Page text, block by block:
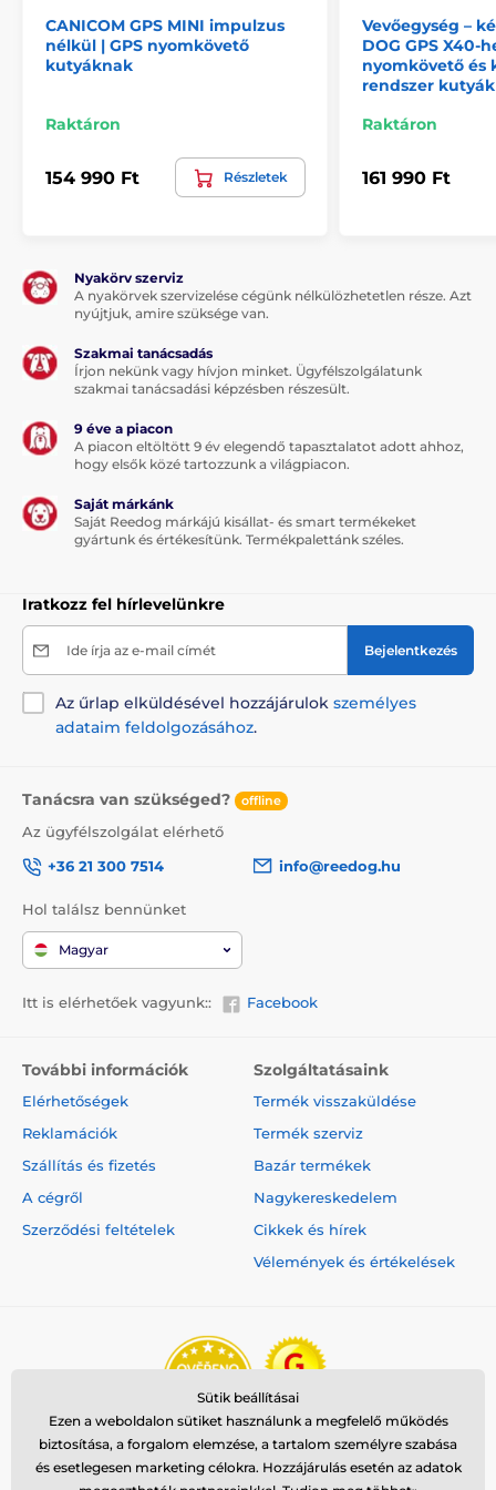
Elektródák 10 mm, 17 mm
Kettős hálózati adapter
Tesztdióda
Nyakba akasztható zsinór
Megjegyzés: A kép csak illusztráció.
A műszaki specifikációk előzetes értesítés nélkül
Smart GPS nyakörvek
Kutyáknak Professzionális
CANICOM GPS MINI impulzus
nélkül | GPS nyomkövető
kutyáknak
Raktáron
154 990 Ft Részletek
Vevőegység –
DOG GPS X40-
nyomkövető és
rendszer
Raktáron
161 990 Ft
Nyakörv szerviz
A nyakörvek szervizelése cégünk nélkülözhetetlen része. Azt
nyújtjuk, amire szüksége van.
Szakmai tanácsadás
Írjon nekünk vagy hívjon minket. Ügyfélszolgálatunk
szakmai tanácsadási képzésben részesült.
9 éve a piacon
A piacon eltöltött 9 év elegendő tapasztalatot adott ahhoz,
hogy elsők közé tartozzunk a világpiacon.
Saját márkánk
Saját Reedog márkájú kisállat- és smart termékeket
gyártunk és értékesítünk. Termékpalettánk széles.
Iratkozz fel hírlevelünkre
Ide írja az e-mail címét Bejelentkezés
Az űrlap elküldésével hozzájárulok személyes
adataim feldolgozásához.
Tanácsra van szükséged? offline
Az ügyfélszolgálat elérhető
+36 21 300 7514
info@reedog.hu
Hol találsz bennünket
Magyar
Itt is elérhetőek vagyunk:: Facebook
További információk
Elérhetőségek
Reklamációk
Szállítás és fizetés
A cégről
Szerződési feltételek
Szolgáltatásaink
Termék visszaküldése
Termék szerviz
Bazár termékek
Nagykereskedelem
Cikkek és hírek
Vélemények és értékelések
Sütik beállításai
Ezen a weboldalon sütiket használunk a megfelelő működés
biztosítása, a forgalom elemzése, a tartalom személyre szabása
és esetlegesen marketing célokra. Hozzájárulás esetén az adatok